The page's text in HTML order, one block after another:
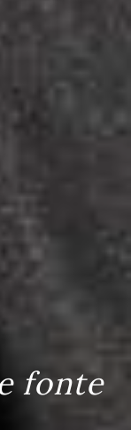
fonte